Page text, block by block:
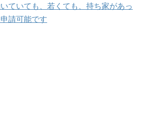
ていても、若くても、持ち家があっ
請可能です